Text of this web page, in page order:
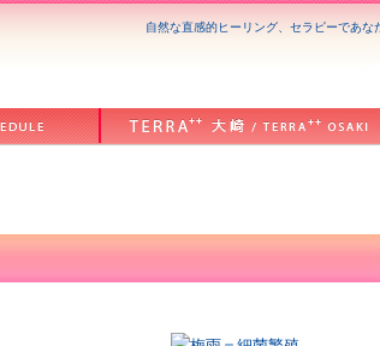
自然な直感的ヒーリング、セラピーであな